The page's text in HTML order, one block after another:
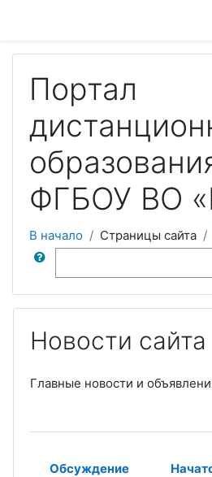
Портал
ФГБОУ ВО
В начало Страницы сайта
Поиск по форумам
Новости сайта
Главные новости и
Обсуждение